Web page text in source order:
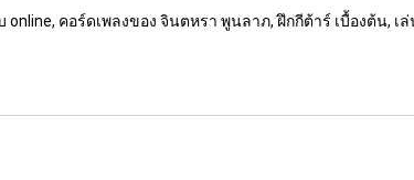
คอร์ดเพลงของ จินตหรา พูนลาภ, ฝึกกีต้าร์ เบื้องต้น, เ